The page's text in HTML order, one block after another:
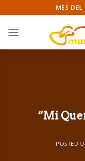
to
content
MES
“Mi
POSTED